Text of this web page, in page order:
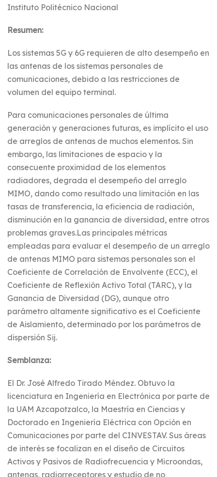
Instituto Politécnico Nacional
Resumen:
Los sistemas 5G y 6G requieren de alto desempeño en
las antenas de los sistemas personales de
comunicaciones, debido a las restricciones de
volumen del equipo terminal.
Para comunicaciones personales de última
generación y generaciones futuras, es implícito el uso
de arreglos de antenas de muchos elementos. Sin
embargo, las limitaciones de espacio y la
consecuente proximidad de los elementos
radiadores, degrada el desempeño del arreglo
MIMO, dando como resultado una limitación en las
tasas de transferencia, la eficiencia de radiación,
disminución en la ganancia de diversidad, entre otros
problemas graves.Las principales métricas
empleadas para evaluar el desempeño de un arreglo
de antenas MIMO para sistemas personales son el
Coeficiente de Correlación de Envolvente (ECC), el
Coeficiente de Reflexión Activo Total (TARC), y la
Ganancia de Diversidad (DG), aunque otro
parámetro altamente significativo es el Coeficiente
de Aislamiento, determinado por los parámetros de
dispersión Sij.
Semblanza:
El Dr. José Alfredo Tirado Méndez. Obtuvo la
licenciatura en Ingeniería en Electrónica por parte de
la UAM Azcapotzalco, la Maestría en Ciencias y
Doctorado en Ingeniería Eléctrica con Opción en
Comunicaciones por parte del CINVESTAV. Sus áreas
de interés se focalizan en el diseño de Circuitos
Activos y Pasivos de Radiofrecuencia y Microondas,
antenas, radiorreceptores y estudio de no